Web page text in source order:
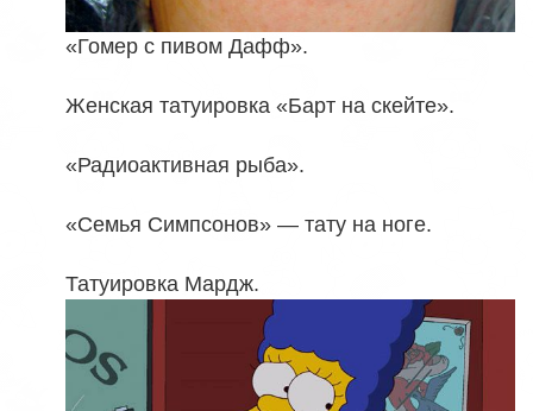
«Гомер с пивом Дафф».
Женская татуировка «Барт на скейте».
«Радиоактивная рыба».
«Семья Симпсонов» — тату на ноге.
Татуировка Мардж.